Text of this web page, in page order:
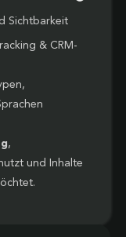
Sichtbarkeit
& CRM-
,
und Inhalte